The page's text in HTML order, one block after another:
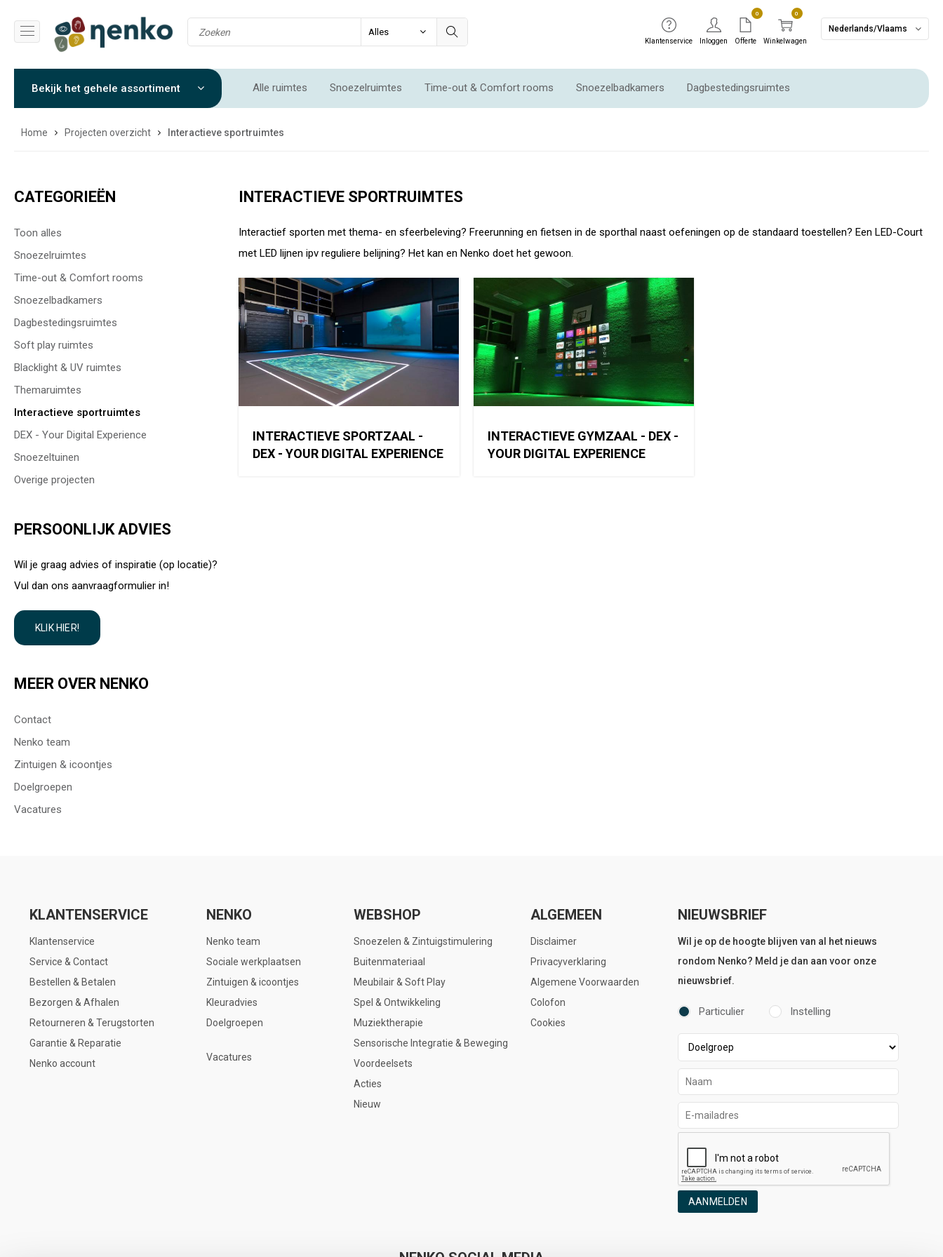
Klantenservice Inloggen
0
Offerte
0
Winkelwagen
Nederlands/Vlaams
Bekijk het gehele assortiment Alle ruimtes Snoezelruimtes Time-out & Comfort rooms Snoezelbadkamers Dagbestedingsruimtes
Soft play ruimtes
Home Projecten overzicht Interactieve sportruimtes
CATEGORIEËN
Toon alles
Snoezelruimtes
Time-out & Comfort rooms
Snoezelbadkamers
Dagbestedingsruimtes
Soft play ruimtes
Blacklight & UV ruimtes
Themaruimtes
Interactieve sportruimtes
DEX - Your Digital Experience
Snoezeltuinen
Overige projecten
PERSOONLIJK ADVIES
Wil je graag advies of inspiratie (op locatie)?
Vul dan ons aanvraagformulier in!
KLIK HIER!
MEER OVER NENKO
Contact
Nenko team
Zintuigen & icoontjes
Doelgroepen
Vacatures
INTERACTIEVE SPORTRUIMTES
Interactief sporten met thema- en sfeerbeleving? Freerunning en fietsen in de sporthal naast oefeningen op de standaard toestellen? Een LED-Court
met LED lijnen ipv reguliere belijning? Het kan en Nenko doet het gewoon.
INTERACTIEVE SPORTZAAL -
DEX - YOUR DIGITAL EXPERIENCE
INTERACTIEVE GYMZAAL - DEX -
YOUR DIGITAL EXPERIENCE
KLANTENSERVICE
Klantenservice
Service & Contact
Bestellen & Betalen
Bezorgen & Afhalen
Retourneren & Terugstorten
Garantie & Reparatie
Nenko account
NENKO
Nenko team
Sociale werkplaatsen
Zintuigen & icoontjes
Kleuradvies
Doelgroepen
Vacatures
WEBSHOP
Snoezelen & Zintuigstimulering
Buitenmateriaal
Meubilair & Soft Play
Spel & Ontwikkeling
Muziektherapie
Sensorische Integratie & Beweging
Voordeelsets
Acties
Nieuw
ALGEMEEN
Disclaimer
Privacyverklaring
Algemene Voorwaarden
Colofon
Cookies
NIEUWSBRIEF
Wil je op de hoogte blijven van al het nieuws
rondom Nenko? Meld je dan aan voor onze
nieuwsbrief.
Particulier Instelling
AANMELDEN